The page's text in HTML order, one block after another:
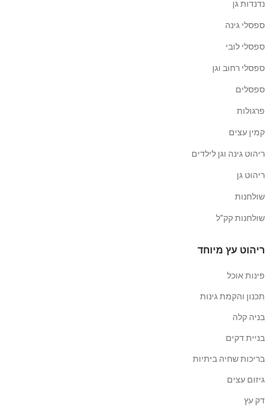
נדנדות גן
ספסלי גינה
ספסלי לובי
ספסלי רחוב וגן
ספסלים
פרגולות
קמין עצים
ריהוט גינה וגן לילדים
ריהוט גן
שולחנות
שולחנות קק"ל
ריהוט עץ מיוחד
פינות אוכל
תכנון והקמת גינות
בניה קלה
בניית דקים
בריכות שחיה ביתיות
גיזום עצים
דק עץ